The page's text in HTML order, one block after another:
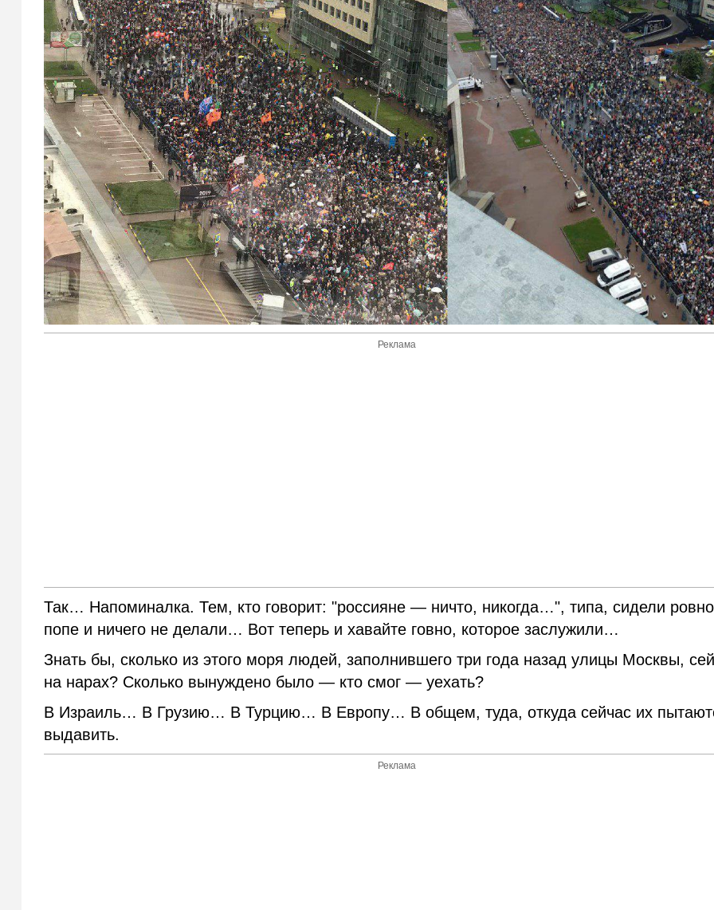
Реклама
Так… Напоминалка. Тем, кто говорит: "россияне — ничто, никогда…", типа, сидели
попе и ничего не делали… Вот теперь и хавайте говно, которое заслужили…
Знать бы, сколько из этого моря людей, заполнившего три года назад улицы Москвы,
на нарах? Сколько вынуждено было — кто смог — уехать?
В Израиль… В Грузию… В Турцию… В Европу… В общем, туда, откуда сейчас их
выдавить.
Реклама